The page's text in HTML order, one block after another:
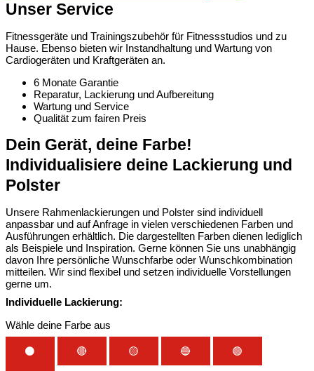
Unser Service
Fitnessgeräte und Trainingszubehör für Fitnessstudios und zu
Hause. Ebenso bieten wir Instandhaltung und Wartung von
Cardiogeräten und Kraftgeräten an.
6 Monate Garantie
Reparatur, Lackierung und Aufbereitung
Wartung und Service
Qualität zum fairen Preis
Dein Gerät, deine Farbe!
Individualisiere deine Lackierung und
Polster
Unsere Rahmenlackierungen und Polster sind individuell
anpassbar und auf Anfrage in vielen verschiedenen Farben und
Ausführungen erhältlich. Die dargestellten Farben dienen lediglich
als Beispiele und Inspiration. Gerne können Sie uns unabhängig
davon Ihre persönliche Wunschfarbe oder Wunschkombination
mitteilen. Wir sind flexibel und setzen individuelle Vorstellungen
gerne um.
Individuelle Lackierung:
Wähle deine Farbe aus
⚫ 🔴 🟡 🔵 🟢